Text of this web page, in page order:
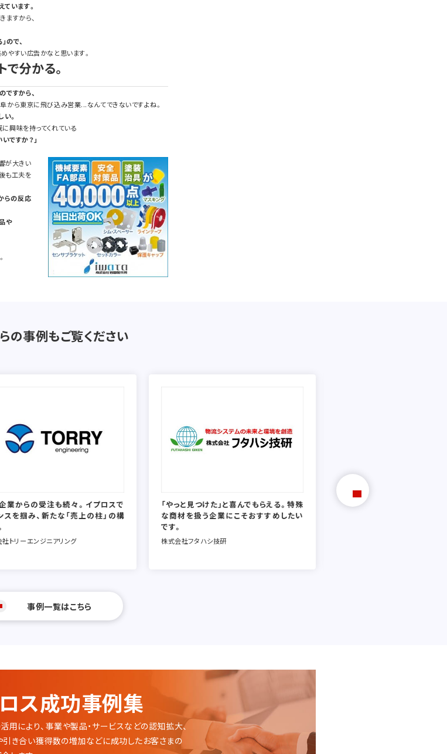
います。
すから、
ので、
やすい広告かなと思います。
分かる。
すから、
から東京に飛び込み営業...なんてできないですよね。
。
興味を持ってくれている
ですか？」
が大きい
も工夫を
らの反応
や
の事例もご覧ください
業からの受注も続々。イプロスで
スを掴み、新たな「売上の柱」の構
トリーエンジニアリング
「やっと見つけた」と喜んでもらえる。特殊
な商材を扱う企業にこそおすすめしたい
です。
株式会社フタハシ技研
代理店の「先の先の先」の顧
事例一覧はこちら
ス成功事例集
用により、事業や製品・サービスなどの認知拡大、
き合い獲得数の増加などに成功したお客さまの